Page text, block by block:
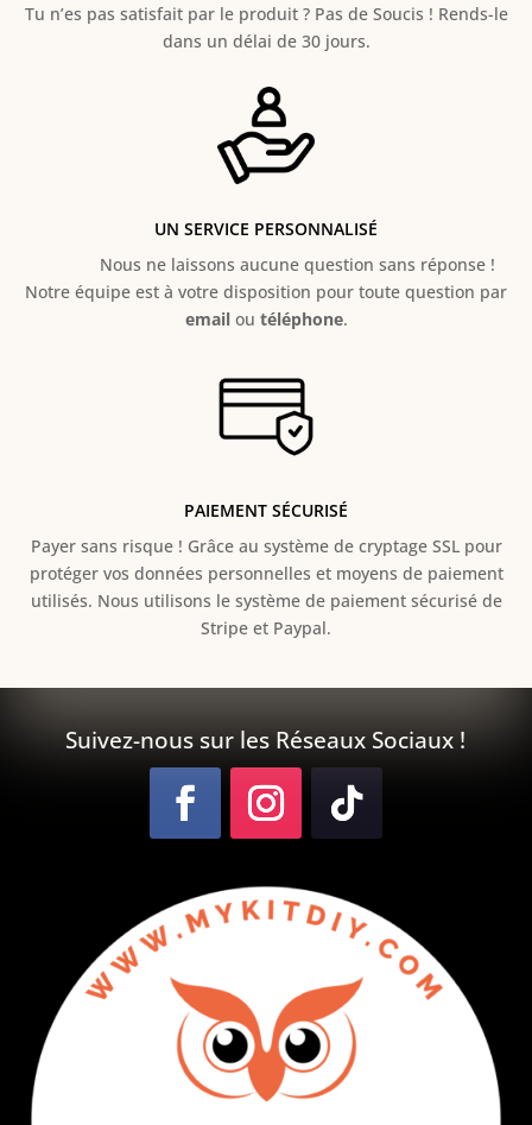
Tu n’es pas satisfait par le produit ? Pas de Soucis ! Rends-le
dans un délai de 30 jours.
UN SERVICE PERSONNALISÉ
Nous ne laissons aucune question sans réponse !
Notre équipe est à votre disposition pour toute question par
emailou téléphone.
PAIEMENT SÉCURISÉ
Payer sans risque ! Grâce au système de cryptage SSL pour
protéger vos données personnelles et moyens de paiement
utilisés. Nous utilisons le système de paiement sécurisé de
Stripe et Paypal.
Suivez-nous sur les Réseaux Sociaux !